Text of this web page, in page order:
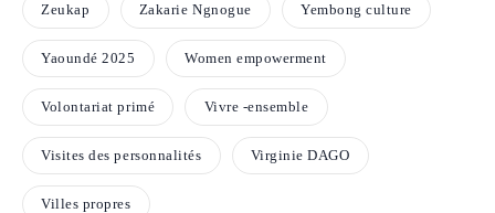
Zeukap Zakarie Ngnogue Yembong culture
Yaoundé 2025 Women empowerment
Volontariat primé Vivre -ensemble
Visites des personnalités Virginie DAGO
Villes propres